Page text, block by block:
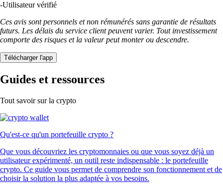
-Utilisateur vérifié
Ces avis sont personnels et non rémunérés sans garantie de résultats
futurs. Les délais du service client peuvent varier. Tout investissement
comporte des risques et la valeur peut monter ou descendre.
Télécharger l'app
Guides et ressources
Tout savoir sur la crypto
Qu'est-ce qu'un portefeuille crypto ?
Que vous découvriez les cryptomonnaies ou que vous soyez déjà un
utilisateur expérimenté, un outil reste indispensable : le portefeuille
crypto. Ce guide vous permet de comprendre son fonctionnement et de
choisir la solution la plus adaptée à vos besoins.